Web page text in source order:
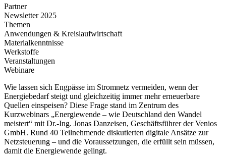
Partner
Newsletter 2025
Themen
Anwendungen & Kreislaufwirtschaft
Materialkenntnisse
Werkstoffe
Veranstaltungen
Webinare
Wie lassen sich Engpässe im Stromnetz vermeiden, wenn der
Energiebedarf steigt und gleichzeitig immer mehr erneuerbare
Quellen einspeisen? Diese Frage stand im Zentrum des
Kurzwebinars „Energiewende – wie Deutschland den Wandel
meistert“ mit Dr.-Ing. Jonas Danzeisen, Geschäftsführer der Venios
GmbH. Rund 40 Teilnehmende diskutierten digitale Ansätze zur
Netzsteuerung – und die Voraussetzungen, die erfüllt sein müssen,
damit die Energiewende gelingt.